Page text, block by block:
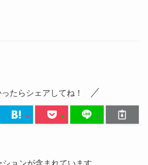
ったらシェアしてね！
ョンが含まれています